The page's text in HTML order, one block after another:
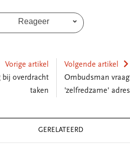
Reageer
Vorige artikel
bij overdracht
taken
Volgende artikel
Ombudsman
'zelfredzame'
GERELATEERD